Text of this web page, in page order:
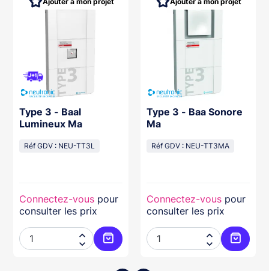
au panier
Type 3 - Baal
Lumineux Ma
Réf GDV : NEU-TT3L
Connectez-vous pour
consulter les prix


Ajouter au panier
Type 3 - Baa Sonore
Ma
Réf GDV : NEU-TT3MA
Connectez-vous pour
consulter les prix

